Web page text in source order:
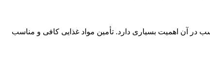
در آن اهمیت بسیاری دارد. تأمین مواد غذایی کافی و مناسب